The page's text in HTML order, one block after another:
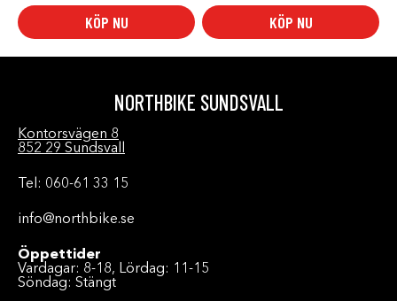
KÖP NU KÖP NU
NORTHBIKE SUNDSVALL
Kontorsvägen 8
852 29 Sundsvall
Tel: 060-61 33 15
info@northbike.se
Öppettider
Vardagar: 8-18, Lördag: 11-15
Söndag: Stängt